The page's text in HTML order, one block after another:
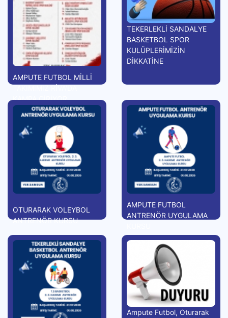
AMPUTE FUTBOL MİLLİ
KAMPA GİRİYOR
TEKERLEKLİ SANDALYE
BASKETBOL SPOR
KULÜPLERİMİZİN
DİKKATİNE
OTURARAK VOLEYBOL
ANTRENÖR KURSU
AMPUTE FUTBOL
ANTRENÖR UYGULAMA
Ampute Futbol, Oturarak